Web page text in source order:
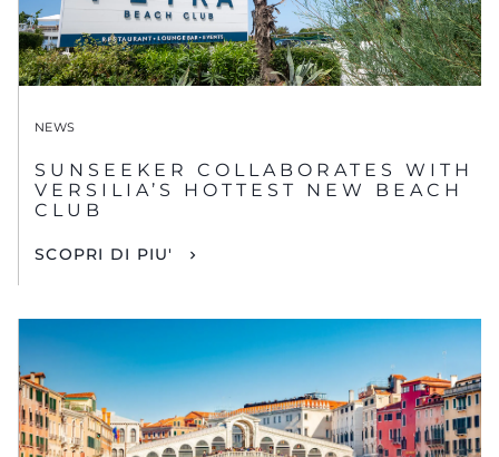
NEWS
SUNSEEKER COLLABORATES WITH
VERSILIA’S HOTTEST NEW BEACH
CLUB
SCOPRI DI PIU'